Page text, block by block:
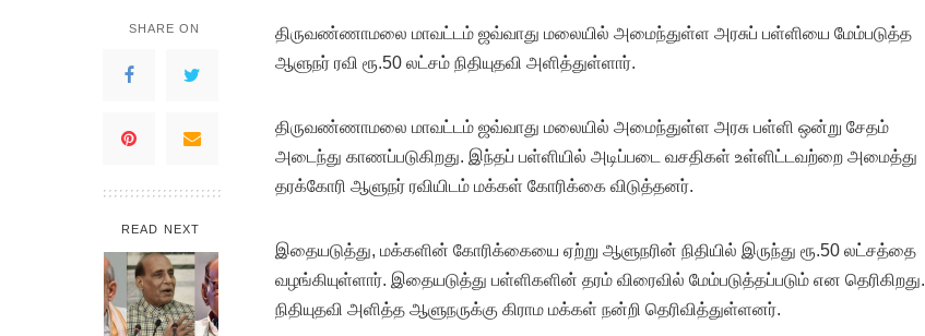
SHARE ON
READ NEXT
திருவண்ணாமலை மாவட்டம் ஜவ்வாது மலையில் அமைந்துள்ள அரசுப் பள்ளியை மேம்படுத்த
ஆளுநர் ரவி ரூ.50 லட்சம் நிதியுதவி அளித்துள்ளார்.
திருவண்ணாமலை மாவட்டம் ஜவ்வாது மலையில் அமைந்துள்ள அரசு பள்ளி ஒன்று சேதம்
அடைந்து காணப்படுகிறது. இந்தப் பள்ளியில் அடிப்படை வசதிகள் உள்ளிட்டவற்றை அமைத்து
தரக்கோரி ஆளுநர் ரவியிடம் மக்கள் கோரிக்கை விடுத்தனர்.
இதையடுத்து, மக்களின் கோரிக்கையை ஏற்று ஆளுநரின் நிதியில் இருந்து ரூ.50 லட்சத்தை
வழங்கியுள்ளார். இதையடுத்து பள்ளிகளின் தரம் விரைவில் மேம்படுத்தப்படும் என தெரிகிறது.
நிதியுதவி அளித்த ஆளுநருக்கு கிராம மக்கள் நன்றி தெரிவித்துள்ளனர்.